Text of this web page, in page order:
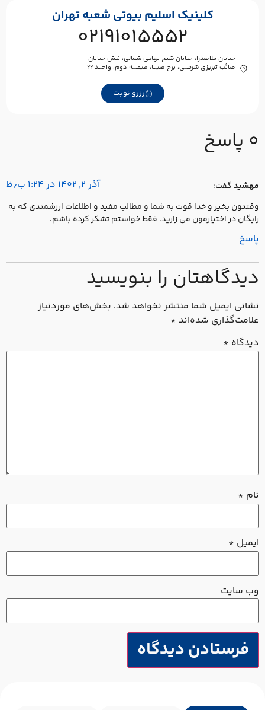
کلینیک اسلیم بیوتی شعبه تهران
02191015552
خیابان ملاصدرا، خیابان شیخ بهایی شمالی، نبش خیابان
صائب تبریزی شرقـــی، برج صبـــا، طبقــــه دوم، واحـــد ۲۲
رزرو نوبت
گفت: آذر ۲, ۱۴۰۲ در ۱:۲۴ ب٫ظ
بخیر و خدا قوت به شما و مطالب مفید و اطلاعات ارزشمندی که به
در اختیارمون می زارید. فقط خواستم تشکر کرده باشم.
را بنویسید
ایمیل شما منتشر نخواهد شد.بخش‌های موردنیاز
شده‌اند*
*
*
*
سایت